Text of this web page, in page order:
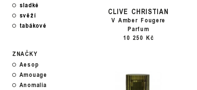
sladké
svěží
tabákové
ZNAČKY
Aesop
Amouage
Anomalia
CLIVE CHRISTIAN
V Amber Fougere
Parfum
10 250 Kč